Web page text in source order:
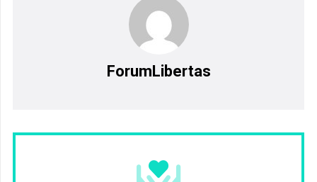
ForumLibertas